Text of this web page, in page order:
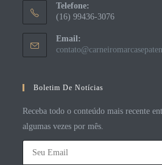
Telefone:
(16) 99436-3076
Email:
Boletim De Notícias
Receba todo o conteúdo mais recente
algumas vezes por mês.